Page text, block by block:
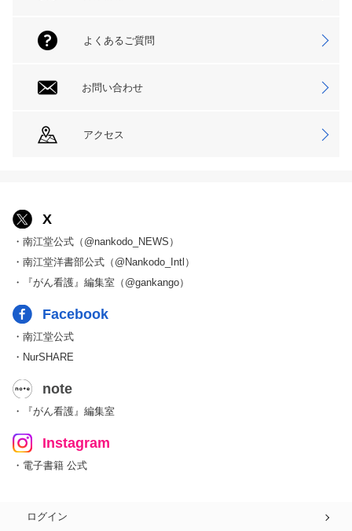
よくあるご質問
お問い合わせ
アクセス
X
・南江堂公式（@nankodo_NEWS）
・南江堂洋書部公式（@Nankodo_Intl）
・『がん看護』編集室（@gankango）
Facebook
・南江堂公式
・NurSHARE
note
・『がん看護』編集室
Instagram
・電子書籍 公式
ログイン